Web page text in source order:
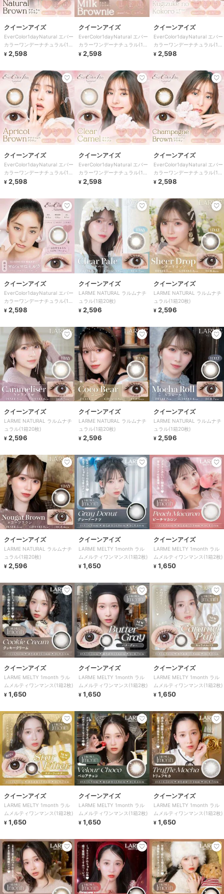
クイーンアイズ
EverColor1dayNatural エバー
カラーワンデーナチュラル(1箱
20枚)
¥ 2,598
クイーンアイズ
EverColor1dayNatural エバー
カラーワンデーナチュラル(1箱
20枚)
¥ 2,598
クイーンアイズ
EverColor1dayNatural エバー
カラーワンデーナチュラル(1箱
20枚)
¥ 2,598
クイーンアイズ
EverColor1dayNatural エバー
カラーワンデーナチュラル(1箱
20枚)
¥ 2,598
クイーンアイズ
EverColor1dayNatural エバー
カラーワンデーナチュラル(1箱
20枚)
¥ 2,598
クイーンアイズ
EverColor1dayNatural エバー
カラーワンデーナチュラル(1箱
20枚)
¥ 2,598
クイーンアイズ
EverColor1dayNatural エバー
カラーワンデーナチュラル(1箱
20枚)
¥ 2,598
クイーンアイズ
LARME NATURAL ラルムナチ
ュラル(1箱20枚)
¥ 2,596
クイーンアイズ
LARME NATURAL ラルムナチ
ュラル(1箱20枚)
¥ 2,596
クイーンアイズ
LARME NATURAL ラルムナチ
ュラル(1箱20枚)
¥ 2,596
クイーンアイズ
LARME NATURAL ラルムナチ
ュラル(1箱20枚)
¥ 2,596
クイーンアイズ
LARME NATURAL ラルムナチ
ュラル(1箱20枚)
¥ 2,596
クイーンアイズ
LARME NATURAL ラルムナチ
ュラル(1箱20枚)
¥ 2,596
クイーンアイズ
LARME MELTY 1month ラル
ムメルティワンマンス(1箱2枚)
¥ 1,650
クイーンアイズ
LARME MELTY 1month ラル
ムメルティワンマンス(1箱2枚)
¥ 1,650
クイーンアイズ
LARME MELTY 1month ラル
ムメルティワンマンス(1箱2枚)
¥ 1,650
クイーンアイズ
LARME MELTY 1month ラル
ムメルティワンマンス(1箱2枚)
¥ 1,650
クイーンアイズ
LARME MELTY 1month ラル
ムメルティワンマンス(1箱2枚)
¥ 1,650
クイーンアイズ
LARME MELTY 1month ラル
ムメルティワンマンス(1箱2枚)
¥ 1,650
クイーンアイズ
LARME MELTY 1month ラル
ムメルティワンマンス(1箱2枚)
¥ 1,650
クイーンアイズ
LARME MELTY 1month ラル
ムメルティワンマンス(1箱2枚)
¥ 1,650